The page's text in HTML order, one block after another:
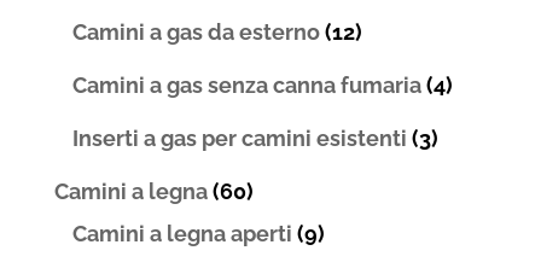
Camini a gas da esterno (12)
Camini a gas senza canna fumaria (4)
Inserti a gas per camini esistenti (3)
Camini a legna (60)
Camini a legna aperti (9)